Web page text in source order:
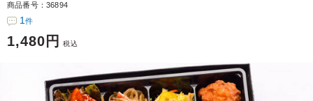
商品番号：36894
1件
1,480円 税込